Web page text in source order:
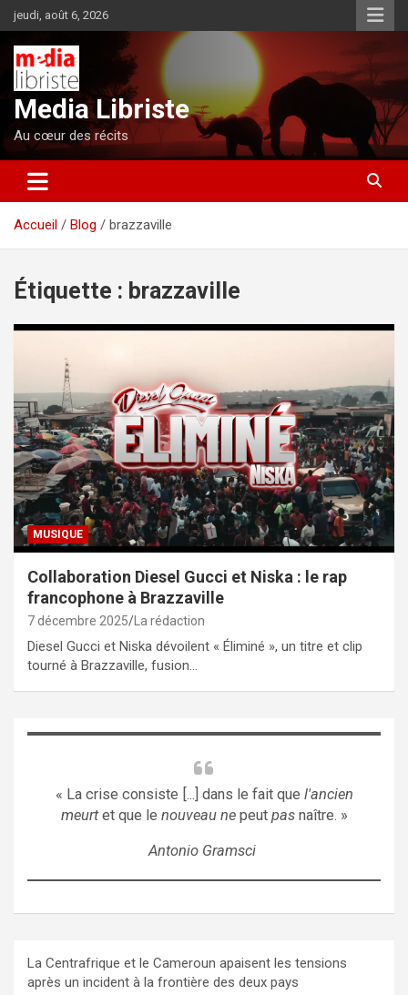
Aller
au
contenu
jeudi, août 6, 2026
Media Libriste
Au cœur des récits
Accueil Blog brazzaville
Étiquette : brazzaville
MUSIQUE
Collaboration Diesel Gucci et Niska : le rap
francophone à Brazzaville
7 décembre 2025 La rédaction
Diesel Gucci et Niska dévoilent « Éliminé », un titre et clip
tourné à Brazzaville, fusion…
« La crise consiste [...] dans le fait que l'ancien
meurtet que le nouveau nepeut pasnaître. »
Antonio Gramsci
La Centrafrique et le Cameroun apaisent les tensions
après un incident à la frontière des deux pays